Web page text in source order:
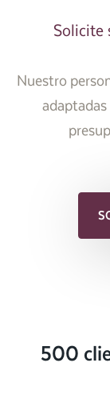
Solicite
Nuestro
500